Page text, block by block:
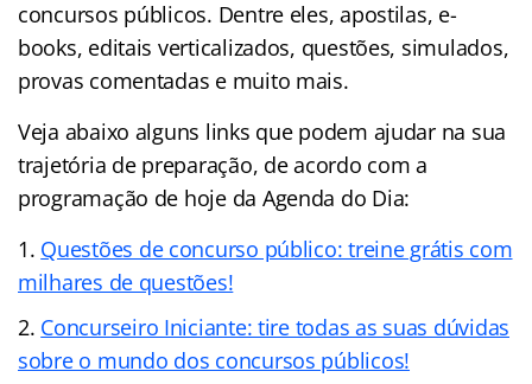
concursos públicos. Dentre eles, apostilas, e-
books, editais verticalizados, questões, simulados,
provas comentadas e muito mais.
Veja abaixo alguns links que podem ajudar na sua
trajetória de preparação, de acordo com a
programação de hoje da Agenda do Dia:
Questões de concurso público: treine grátis com
milhares de questões!
Concurseiro Iniciante: tire todas as suas dúvidas
sobre o mundo dos concursos públicos!